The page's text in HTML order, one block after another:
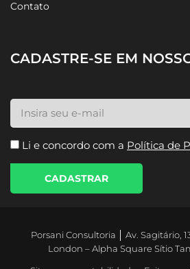
Contato
CADASTRE-SE EM
Li e concordo com a Política de
CADASTRAR
Porsani Consultoria │ Av. Sagitário,
London – Alpha Square Sítio